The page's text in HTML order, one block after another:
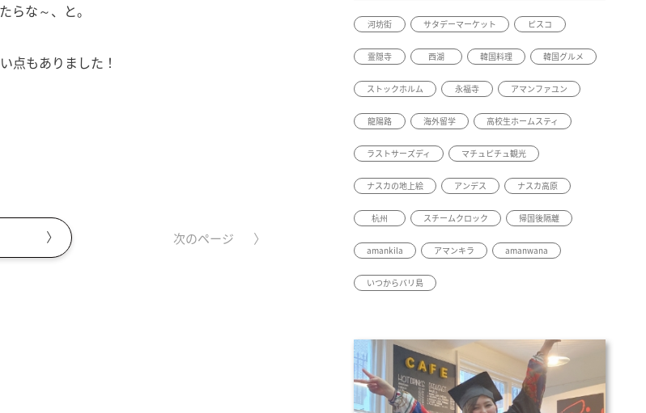
らな～、と。
点もありました！
次のページ
河坊街 サタデーマーケット ピスコ
霊隠寺 西湖 韓国料理 韓国グルメ
ストックホルム 永福寺 アマンファユン
龍陽路 海外留学 高校生ホームスティ
ラストサーズディ マチュピチュ観光
ナスカの地上絵 アンデス ナスカ高原
杭州 スチームクロック 帰国後隔離
amankila アマンキラ amanwana
いつからバリ島